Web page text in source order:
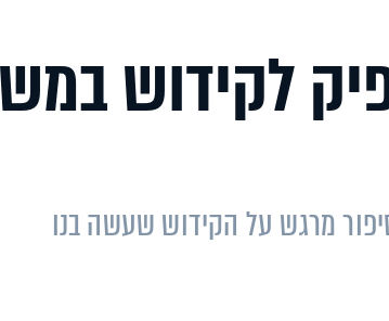
לקידוש
מרגש על הקידוש שעשה בנו